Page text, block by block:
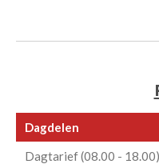
Dagdelen
Dagtarief (08.00 - 18.00)